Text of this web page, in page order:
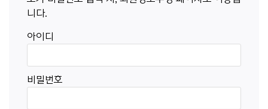
니다.
아이디
비밀번호